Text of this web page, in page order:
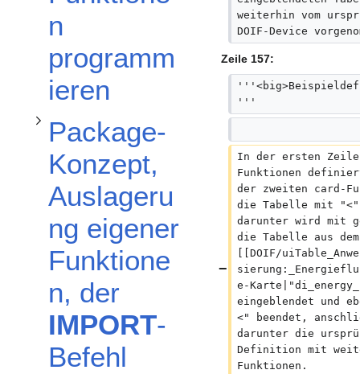
n
programm
ieren
Package-
Konzept,
Auslageru
ng eigener
Funktione
n, der
IMPORT-
Befehl
weiterhin vom
DOIF-Device
Zeile 157:
'''
In der ersten Zeile
Funktionen
der zweiten card-
die Tabelle mit
darunter wird mit
die Tabelle aus
[[DOIF/
e-
eingeblendet und
<" beendet,
darunter die
Definition mit
Funktionen.